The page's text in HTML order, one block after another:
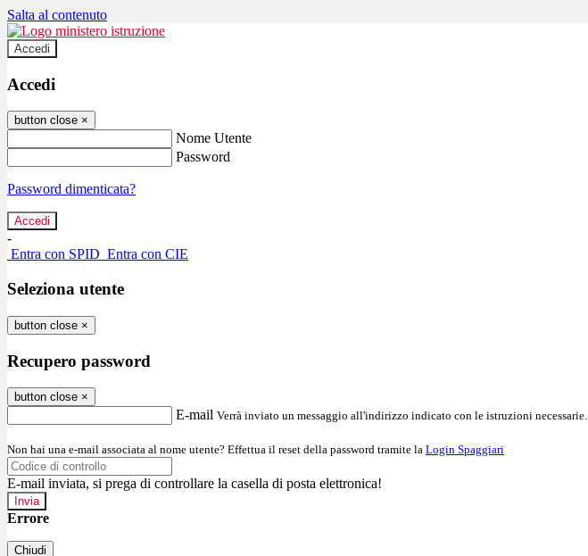
Salta al contenuto
Accedi
Accedi
button close ×
Nome Utente
Password
Password dimenticata?
-
Entra con SPID Entra con CIE
Seleziona utente
button close ×
Recupero password
button close ×
E-mail Verrà inviato un messaggio all'indirizzo indicato con le istruzioni necessarie.
Non hai una e-mail associata al nome utente? Effettua il reset della password tramite la Login Spaggiari
E-mail inviata, si prega di controllare la casella di posta elettronica!
Errore
Chiudi